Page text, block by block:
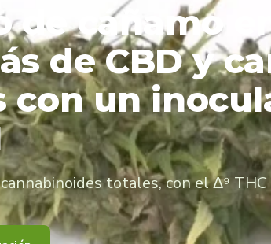
de cáñamo
de CBD y
con un
totales, con el Δ⁹